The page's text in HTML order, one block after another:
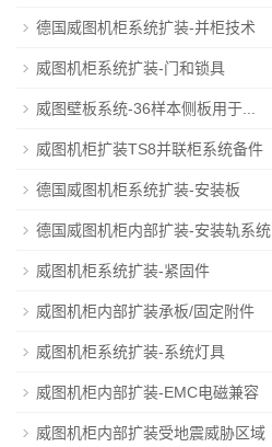
德国威图机柜系统扩装-并柜技术
威图机柜系统扩装-门和锁具
威图壁板系统-36样本侧板用于...
威图机柜扩装TS8并联柜系统备件
德国威图机柜系统扩装-安装板
德国威图机柜内部扩装-安装轨系统
威图机柜系统扩装-紧固件
威图机柜内部扩装承板/固定附件
威图机柜系统扩装-系统灯具
威图机柜内部扩装-EMC电磁兼容
威图机柜内部扩装受地震威胁区域